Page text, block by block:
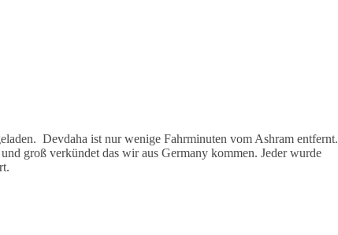
Devdaha ist nur wenige Fahrminuten vom Ashram entfernt.
groß verkündet das wir aus Germany kommen. Jeder wurde